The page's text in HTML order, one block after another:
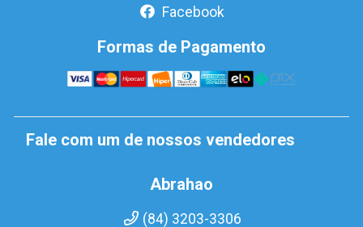
Facebook
Formas de Pagamento
Fale com um de nossos vendedores
Abrahao
(84) 3203-3306